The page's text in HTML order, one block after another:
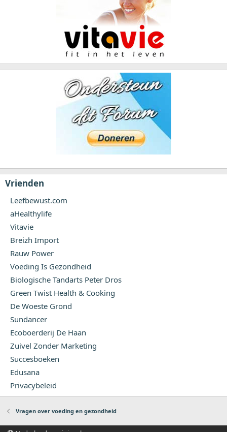
Vrienden
Leefbewust.com
aHealthylife
Vitavie
Breizh Import
Rauw Power
Voeding Is Gezondheid
Biologische Tandarts Peter Dros
Green Twist Health & Cooking
De Woeste Grond
Sundancer
Ecoboerderij De Haan
Zuivel Zonder Marketing
Succesboeken
Edusana
Privacybeleid
Vragen over voeding en gezondheid